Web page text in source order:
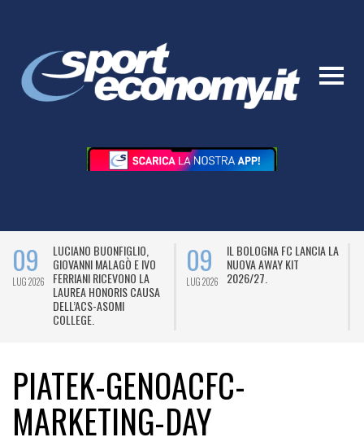
09
LUG 2026
LUCIANO BUONFIGLIO,
GIOVANNI MALAGÒ E IVO
FERRIANI RICEVONO LA
LAUREA HONORIS CAUSA
DELL’ACS-ASOMI
COLLEGE.
09
LUG 2026
IL BOLOGNA FC LANCIA LA
NUOVA AWAY KIT
2026/27.
PIATEK-GENOACFC-
MARKETING-DAY